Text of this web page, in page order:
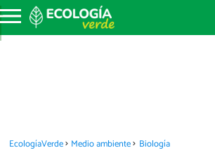
EcologíaVerde Medio ambiente Biología